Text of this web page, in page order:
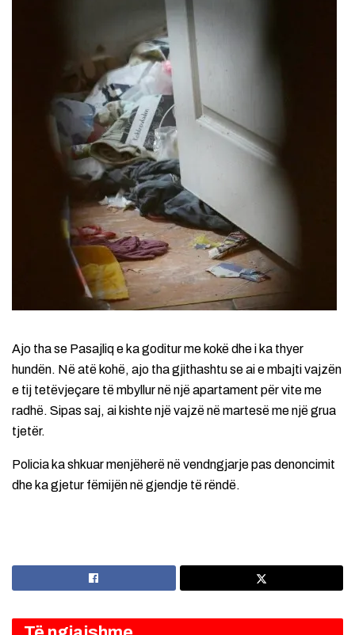
Ajo tha se Pasajliq e ka goditur me kokë dhe i ka thyer
hundën. Në atë kohë, ajo tha gjithashtu se ai e mbajti vajzën
e tij tetëvjeçare të mbyllur në një apartament për vite me
radhë. Sipas saj, ai kishte një vajzë në martesë me një grua
tjetër.
Policia ka shkuar menjëherë në vendngjarje pas denoncimit
dhe ka gjetur fëmijën në gjendje të rëndë.